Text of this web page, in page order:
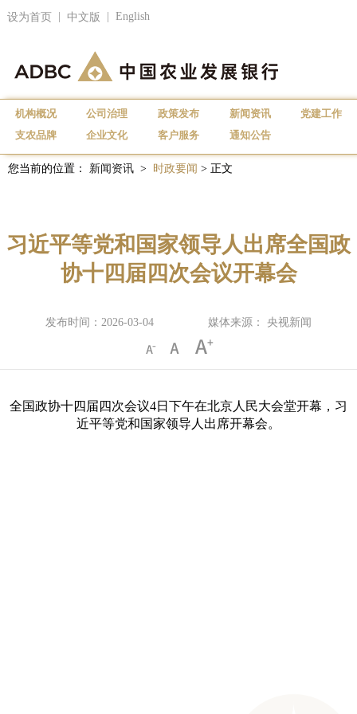
设为首页 中文版 English
机构概况 公司治理 政策发布 新闻资讯
党建工作
支农品牌
企业文化 客户服务 通知公告
您当前的位置： 新闻资讯 > 时政要闻 > 正文
习近平等党和国家领导人出席全国政
协十四届四次会议开幕会
发布时间：2026-03-04 媒体来源： 央视新闻
全国政协十四届四次会议4日下午在北京人民大会堂开幕，习
近平等党和国家领导人出席开幕会。